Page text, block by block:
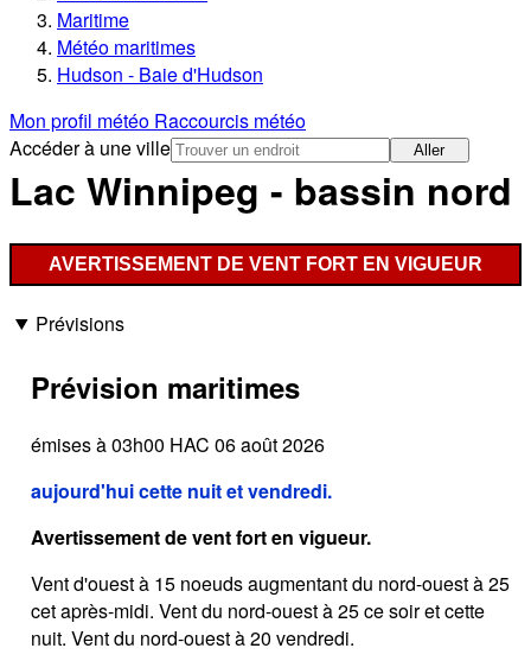
Maritime
Météo maritimes
Hudson - Baie d'Hudson
Mon profil météo Raccourcis météo
Accéder à une ville
Aller
Lac Winnipeg - bassin nord
AVERTISSEMENT DE VENT FORT EN VIGUEUR
Prévisions
Prévision maritimes
émises à 03h00 HAC 06 août 2026
aujourd'hui cette nuit et vendredi.
Avertissement de vent fort en vigueur.
Vent d'ouest à 15 noeuds augmentant du nord-ouest à 25
cet après-midi. Vent du nord-ouest à 25 ce soir et cette
nuit. Vent du nord-ouest à 20 vendredi.